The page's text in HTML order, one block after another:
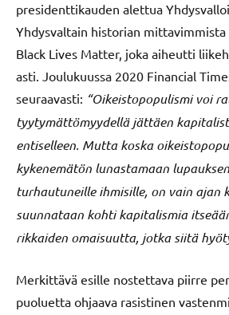
presidenttikauden alettua
Yhdysvaltain historian mittavimmista
Black Lives Matter, joka aiheutti
asti. Joulukuussa 2020 Financial
seuraavasti: “Oikeistopopulismi voi
tyytymättömyydellä jättäen
entiselleen. Mutta koska
kykenemätön lunastamaan
turhautuneille ihmisille, on vain ajan
suunnataan kohti kapitalismia
rikkaiden omaisuutta, jotka siitä
Merkittävä esille nostettava piirre
puoluetta ohjaava rasistinen